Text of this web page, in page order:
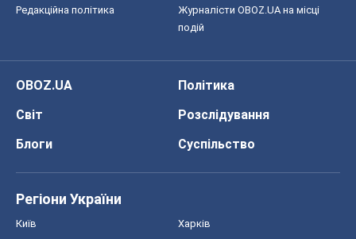
Редакційна політика
Журналісти OBOZ.UA на місці
подій
OBOZ.UA
Політика
Світ
Розслідування
Блоги
Суспільство
Регіони України
Київ Харків